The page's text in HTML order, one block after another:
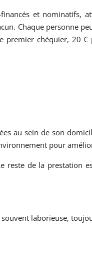
et nominatifs,
Chaque personne
premier chéquier, 20
au sein de son
pour
de la prestation
laborieuse,